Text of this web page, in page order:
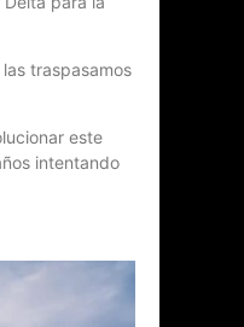
traspasamos
este
intentando